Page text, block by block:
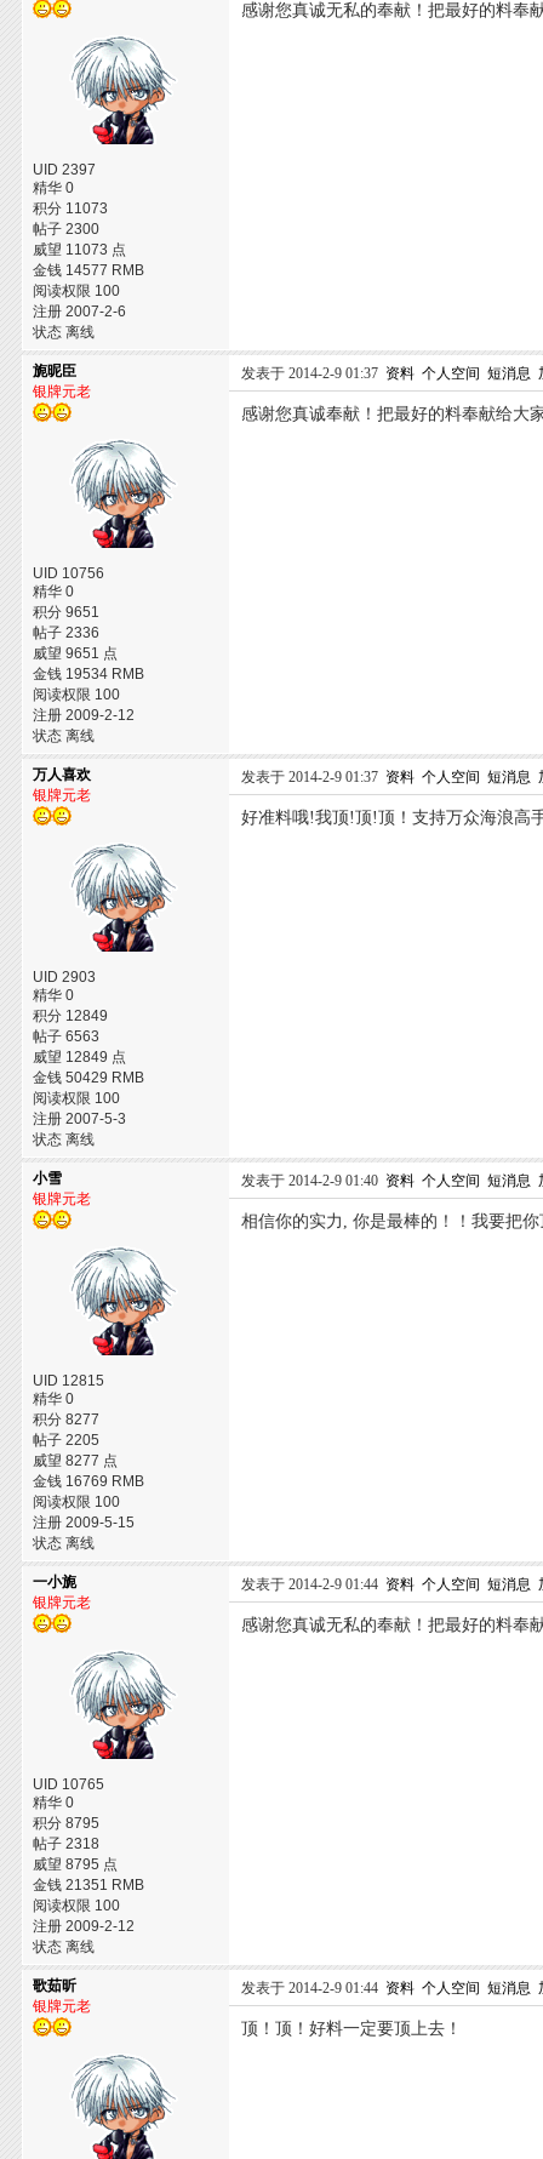
UID 2397
精华 0
积分 11073
帖子 2300
威望 11073 点
金钱 14577 RMB
阅读权限 100
注册 2007-2-6
状态 离线
感谢您真诚无私的奉献！把最好的料奉
旎昵臣
银牌元老
UID 10756
精华 0
积分 9651
帖子 2336
威望 9651 点
金钱 19534 RMB
阅读权限 100
注册 2009-2-12
状态 离线
发表于 2014-2-9 01:37 资料 个人空间 短消息
感谢您真诚奉献！把最好的料奉献给大
万人喜欢
银牌元老
UID 2903
精华 0
积分 12849
帖子 6563
威望 12849 点
金钱 50429 RMB
阅读权限 100
注册 2007-5-3
状态 离线
发表于 2014-2-9 01:37 资料 个人空间 短消息
好准料哦!我顶!顶!顶！支持万众海浪高
小雪
银牌元老
UID 12815
精华 0
积分 8277
帖子 2205
威望 8277 点
金钱 16769 RMB
阅读权限 100
注册 2009-5-15
状态 离线
发表于 2014-2-9 01:40 资料 个人空间 短消息
相信你的实力, 你是最棒的！！我要把
一小旎
银牌元老
UID 10765
精华 0
积分 8795
帖子 2318
威望 8795 点
金钱 21351 RMB
阅读权限 100
注册 2009-2-12
状态 离线
发表于 2014-2-9 01:44 资料 个人空间 短消息
感谢您真诚无私的奉献！把最好的料奉
歌茹昕
银牌元老
发表于 2014-2-9 01:44 资料 个人空间 短消息
顶！顶！好料一定要顶上去！